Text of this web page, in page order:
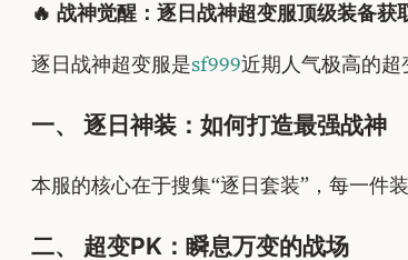
🔥 战神觉醒：逐日战神超变服顶级装备获
逐日战神超变服是sf999近期人气极高的超
一、 逐日神装：如何打造最强战神
本服的核心在于搜集“逐日套装”，每一件
二、 超变PK：瞬息万变的战场